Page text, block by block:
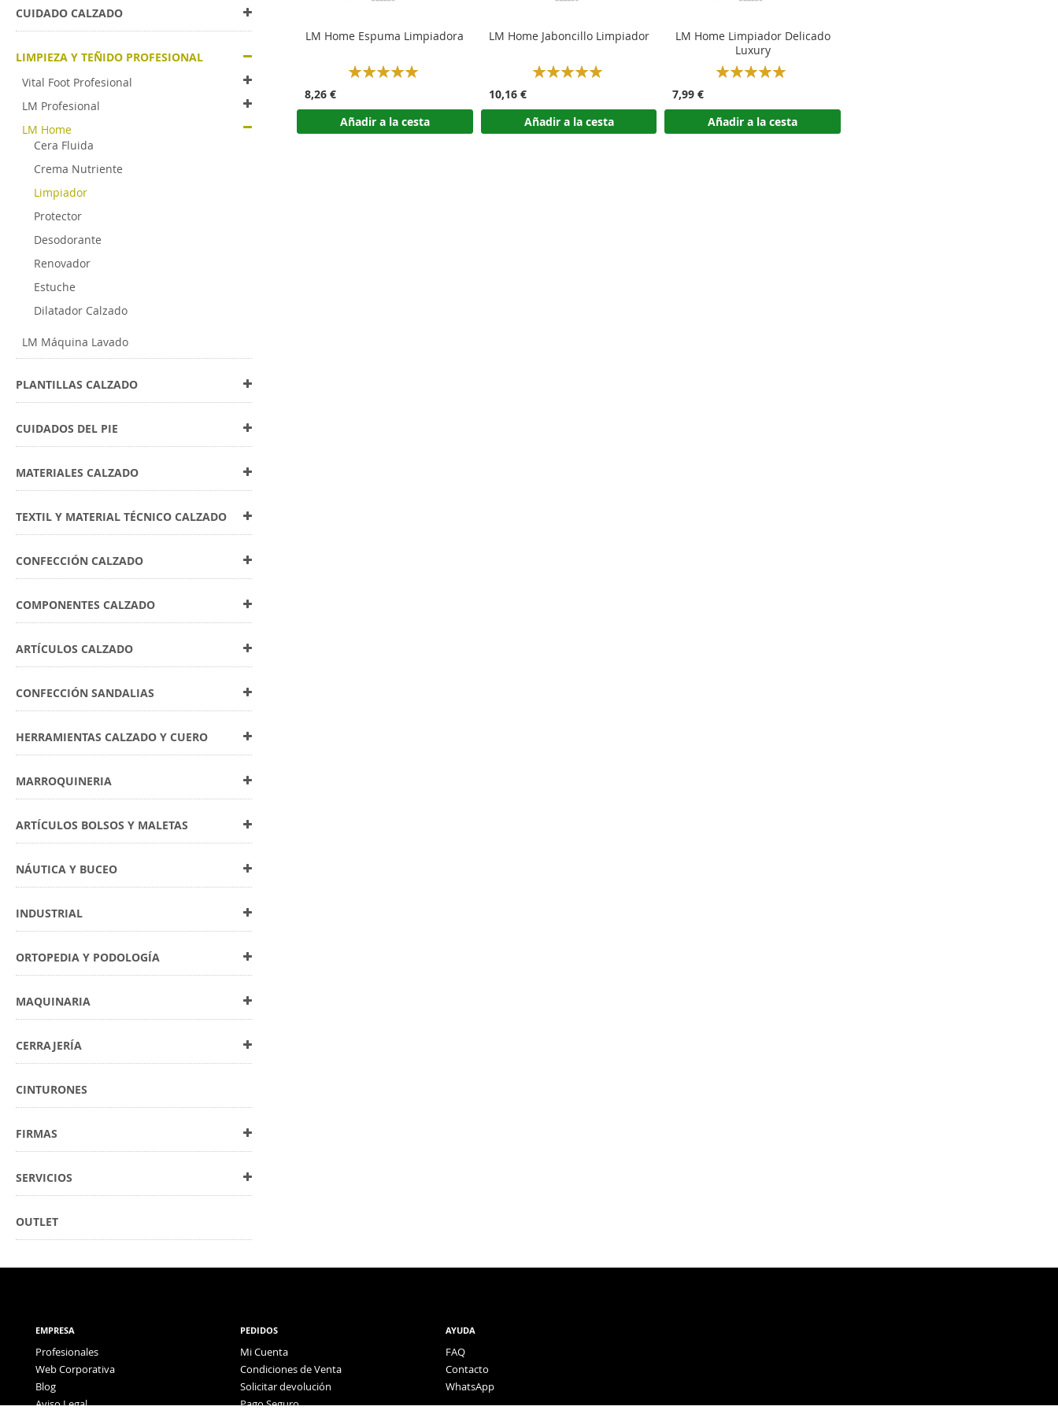
LM Home Espuma Limpiadora
Rating:
8,26 €
Añadir a la cesta
LM Home Jaboncillo Limpiador
Rating:
10,16 €
Añadir a la cesta
LM Home Limpiador Delicado
Luxury
Rating:
7,99 €
Añadir a la cesta
CUIDADO CALZADO
LIMPIEZA Y TEÑIDO PROFESIONAL
Vital Foot Profesional
LM Profesional
LM Home
Cera Fluida
Crema Nutriente
Limpiador
Protector
Desodorante
Renovador
Estuche
Dilatador Calzado
LM Máquina Lavado
PLANTILLAS CALZADO
CUIDADOS DEL PIE
MATERIALES CALZADO
TEXTIL Y MATERIAL TÉCNICO CALZADO
CONFECCIÓN CALZADO
COMPONENTES CALZADO
ARTÍCULOS CALZADO
CONFECCIÓN SANDALIAS
HERRAMIENTAS CALZADO Y CUERO
MARROQUINERIA
ARTÍCULOS BOLSOS Y MALETAS
NÁUTICA Y BUCEO
INDUSTRIAL
ORTOPEDIA Y PODOLOGÍA
MAQUINARIA
CERRAJERÍA
CINTURONES
FIRMAS
SERVICIOS
OUTLET
EMPRESA
Profesionales
Web Corporativa
Blog
Aviso Legal
PEDIDOS
Mi Cuenta
Condiciones de Venta
Solicitar devolución
Pago Seguro
AYUDA
FAQ
Contacto
WhatsApp